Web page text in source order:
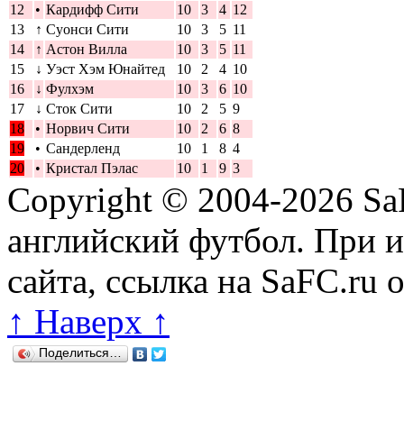
12
• Кардифф Сити 10 3 4 12
13
↑ Суонси Сити 10 3 5 11
14
↑ Астон Вилла 10 3 5 11
15
↓ Уэст Хэм Юнайтед 10 2 4 10
16
↓ Фулхэм 10 3 6 10
17
↓ Сток Сити 10 2 5 9
18
• Норвич Сити 10 2 6 8
19
• Сандерленд 10 1 8 4
20
• Кристал Пэлас 10 1 9 3
Copyright © 2004-2026
английский футбол. При
сайта, ссылка на SaFC.ru
↑ Наверх ↑
Поделиться…